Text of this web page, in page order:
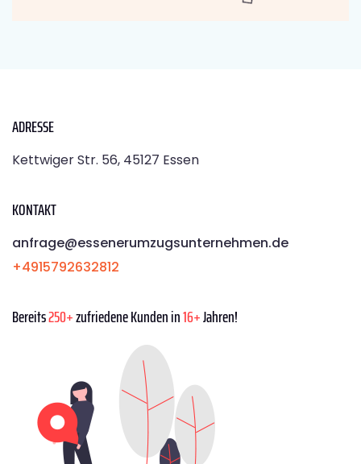
ADRESSE
Kettwiger Str. 56, 45127 Essen
KONTAKT
anfrage@essenerumzugsunternehmen.de
+4915792632812
Bereits250+zufriedene Kunden in16+Jahren!